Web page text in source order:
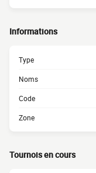
Informations
Type
Noms
Code
Zone
Tournois en cours